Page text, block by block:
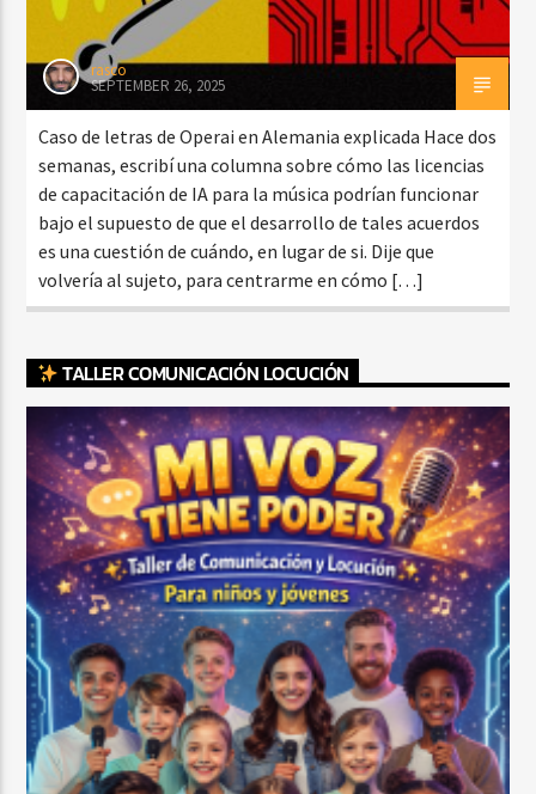
rasco
SEPTEMBER 26, 2025
Caso de letras de Operai en Alemania explicada Hace dos
semanas, escribí una columna sobre cómo las licencias
de capacitación de IA para la música podrían funcionar
bajo el supuesto de que el desarrollo de tales acuerdos
es una cuestión de cuándo, en lugar de si. Dije que
volvería al sujeto, para centrarme en cómo […]
TALLER COMUNICACIÓN LOCUCIÓN